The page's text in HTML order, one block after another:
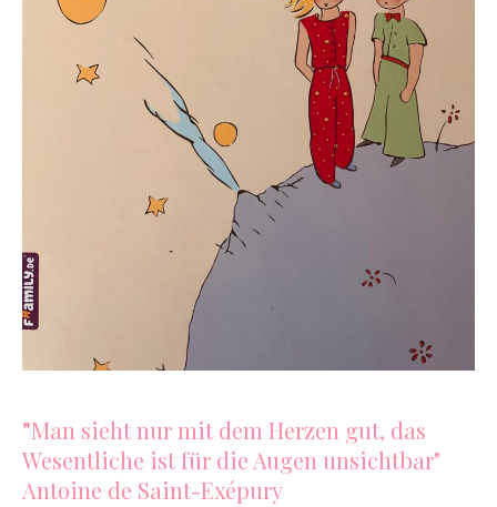
"Man sieht nur mit dem Herzen gut, das
Wesentliche ist für die Augen unsichtbar"
Antoine de Saint-Exépury